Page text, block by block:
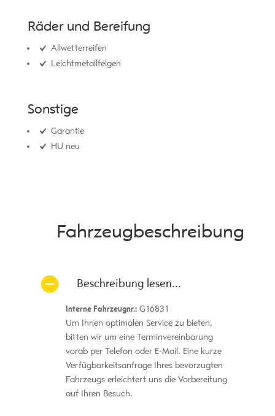
Räder und Bereifung
Allwetterreifen
Leichtmetallfelgen
Sonstige
Garantie
HU neu
Fahrzeug­beschreibung
Beschreibung lesen...
Interne Fahrzeugnr.:G16831
Um Ihnen optimalen Service zu bieten,
bitten wir um eine Terminvereinbarung
vorab per Telefon oder E-Mail. Eine kurze
Verfügbarkeitsanfrage Ihres bevorzugten
Fahrzeugs erleichtert uns die Vorbereitung
auf Ihren Besuch.